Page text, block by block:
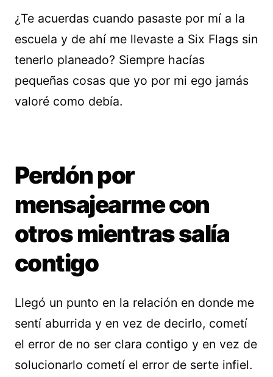
¿Te acuerdas cuando pasaste por mí a la
escuela y de ahí me llevaste a Six Flags sin
tenerlo planeado? Siempre hacías
pequeñas cosas que yo por mi ego jamás
valoré como debía.
Perdón por
mensajearme con
otros mientras salía
contigo
Llegó un punto en la relación en donde me
sentí aburrida y en vez de decirlo, cometí
el error de no ser clara contigo y en vez de
solucionarlo cometí el error de serte infiel.